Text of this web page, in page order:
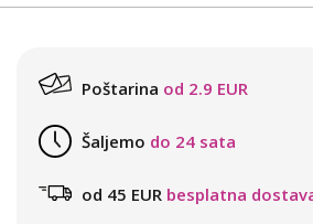
Poštarina od 2.9 EUR
Šaljemo do 24 sata
od 45 EUR besplatna